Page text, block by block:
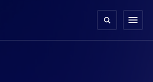
menu